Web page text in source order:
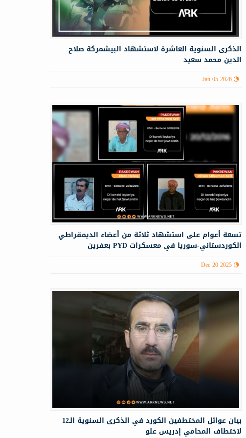
الذكرى السنوية العاشرة لاستشهاد البيشمركة صلاح
الدين محمد سعيد
Jan 05 2026
تسعة أعوام على استشهاد ثلاثة من أعضاء الديمقراطي
الكوردستاني-سوريا في معسكرات PYD بعفرين
Dec 20 2025
بيان عوائل المختطفين الكورد في الذكرى السنوية الـ12
لاختطاف المحامي إدريس علو